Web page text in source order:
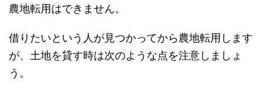
農地転用はできません。
借りたいという人が見つかってから農地転用します
が、土地を貸す時は次のような点を注意しましょ
う。